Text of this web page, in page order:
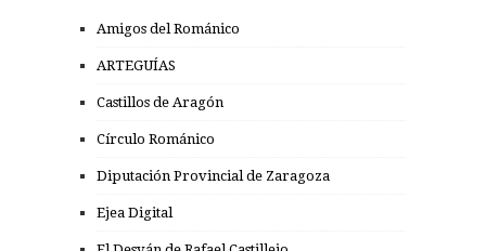
Amigos del Románico
ARTEGUÍAS
Castillos de Aragón
Círculo Románico
Diputación Provincial de Zaragoza
Ejea Digital